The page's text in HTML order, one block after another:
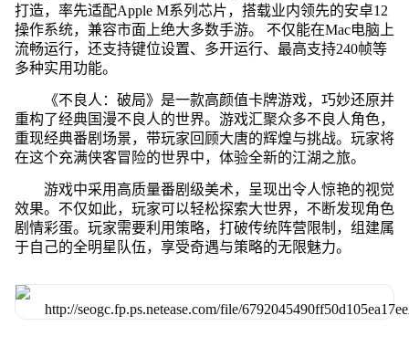
打造，率先适配Apple M系列芯片，搭载业内领先的安卓12
操作系统，兼容市面上绝大多数手游。 不仅能在Mac电脑上
流畅运行，还支持键位设置、多开运行、最高支持240帧等
多种实用功能。
《不良人：破局》是一款高颜值卡牌游戏，巧妙还原并
重构了经典国漫不良人的世界。游戏汇聚众多不良人角色，
重现经典番剧场景，带玩家回顾大唐的辉煌与挑战。玩家将
在这个充满侠客冒险的世界中，体验全新的江湖之旅。
游戏中采用高质量番剧级美术，呈现出令人惊艳的视觉
效果。不仅如此，玩家可以轻松探索大世界，不断发现角色
剧情彩蛋。玩家需要利用策略，打破传统阵营限制，组建属
于自己的全明星队伍，享受奇遇与策略的无限魅力。